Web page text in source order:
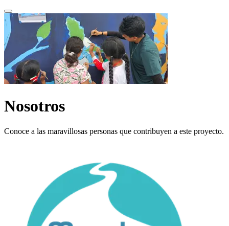
Nosotros
Conoce a las maravillosas personas que contribuyen a este proyecto.